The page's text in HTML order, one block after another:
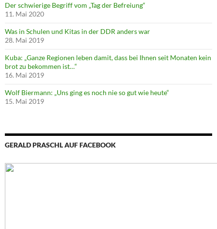
Der schwierige Begriff vom „Tag der Befreiung“
11. Mai 2020
Was in Schulen und Kitas in der DDR anders war
28. Mai 2019
Kuba: „Ganze Regionen leben damit, dass bei Ihnen seit Monaten kein
brot zu bekommen ist…“
16. Mai 2019
Wolf Biermann: „Uns ging es noch nie so gut wie heute“
15. Mai 2019
GERALD PRASCHL AUF FACEBOOK